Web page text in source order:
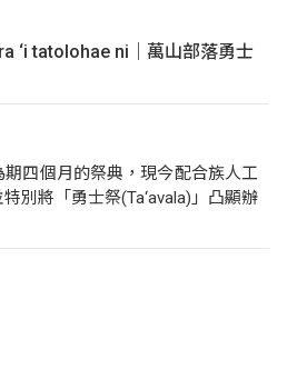
‘i tatolohae ni｜萬山部落勇士
四個月的祭典，現今配合族人工
別將「勇士祭(Ta‘avala)」凸顯辦